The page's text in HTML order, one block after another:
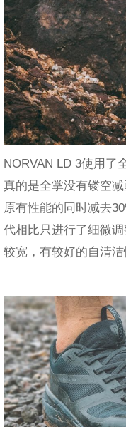
NORVAN LD 3使用了
真的是全掌没有镂空
原有性能的同时减去
代相比只进行了细微
较宽，有较好的自清洁